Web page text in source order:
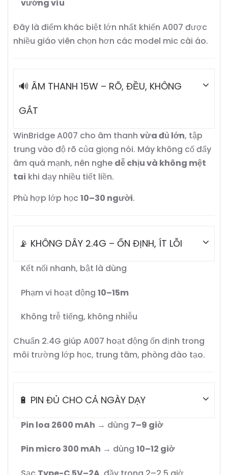
vướng víu
Đây là điểm khác biệt lớn nhất khiến A007 được
nhiều giáo viên chọn hơn các model mic cài áo.
🔊 ÂM THANH 15W – RÕ, ĐỀU, KHÔNG
GẮT
WinBridge A007 cho âm thanh vừa đủ lớn, tập
trung vào độ rõ của giọng nói. Máy không cố đẩy
âm quá mạnh, nên nghe dễ chịu và không mệt
tai khi dạy nhiều tiết liền.
Phù hợp lớp học 10–30 người.
📡 KHÔNG DÂY 2.4G – ỔN ĐỊNH, ÍT LỖI
Kết nối nhanh, bật là dùng
Phạm vi hoạt động 10–15m
Không trễ tiếng, không nhiễu
Chuẩn 2.4G giúp A007 hoạt động ổn định trong
môi trường lớp học, trung tâm, phòng đào tạo.
🔋 PIN ĐỦ CHO CẢ NGÀY DẠY
Pin loa 2600 mAh → dùng 7–9 giờ
Pin micro 300 mAh → dùng 10–12 giờ